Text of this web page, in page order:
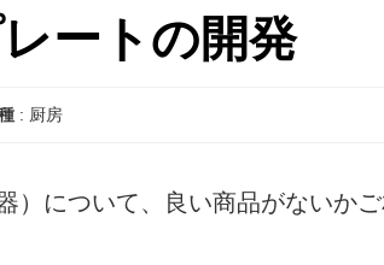
ートの開発
: 厨房
）について、良い商品がないか